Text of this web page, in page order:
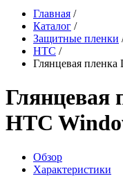
Главная /
Каталог /
Защитные пленки
HTC /
Глянцевая
Глянцевая
HTC
Обзор
Характеристики